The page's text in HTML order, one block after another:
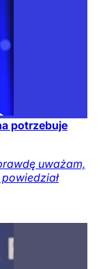
potrzebuje
uważam,